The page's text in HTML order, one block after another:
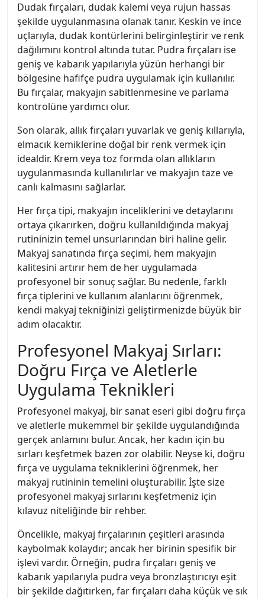
Dudak fırçaları, dudak kalemi veya rujun hassas
şekilde uygulanmasına olanak tanır. Keskin ve ince
uçlarıyla, dudak kontürlerini belirginleştirir ve renk
dağılımını kontrol altında tutar. Pudra fırçaları ise
geniş ve kabarık yapılarıyla yüzün herhangi bir
bölgesine hafifçe pudra uygulamak için kullanılır.
Bu fırçalar, makyajın sabitlenmesine ve parlama
kontrolüne yardımcı olur.
Son olarak, allık fırçaları yuvarlak ve geniş kıllarıyla,
elmacık kemiklerine doğal bir renk vermek için
idealdir. Krem veya toz formda olan allıkların
uygulanmasında kullanılırlar ve makyajın taze ve
canlı kalmasını sağlarlar.
Her fırça tipi, makyajın inceliklerini ve detaylarını
ortaya çıkarırken, doğru kullanıldığında makyaj
rutininizin temel unsurlarından biri haline gelir.
Makyaj sanatında fırça seçimi, hem makyajın
kalitesini artırır hem de her uygulamada
profesyonel bir sonuç sağlar. Bu nedenle, farklı
fırça tiplerini ve kullanım alanlarını öğrenmek,
kendi makyaj tekniğinizi geliştirmenizde büyük bir
adım olacaktır.
Profesyonel Makyaj Sırları:
Doğru Fırça ve Aletlerle
Uygulama Teknikleri
Profesyonel makyaj, bir sanat eseri gibi doğru fırça
ve aletlerle mükemmel bir şekilde uygulandığında
gerçek anlamını bulur. Ancak, her kadın için bu
sırları keşfetmek bazen zor olabilir. Neyse ki, doğru
fırça ve uygulama tekniklerini öğrenmek, her
makyaj rutininin temelini oluşturabilir. İşte size
profesyonel makyaj sırlarını keşfetmeniz için
kılavuz niteliğinde bir rehber.
Öncelikle, makyaj fırçalarının çeşitleri arasında
kaybolmak kolaydır; ancak her birinin spesifik bir
işlevi vardır. Örneğin, pudra fırçaları geniş ve
kabarık yapılarıyla pudra veya bronzlaştırıcıyı eşit
bir şekilde dağıtırken, far fırçaları daha küçük ve sık